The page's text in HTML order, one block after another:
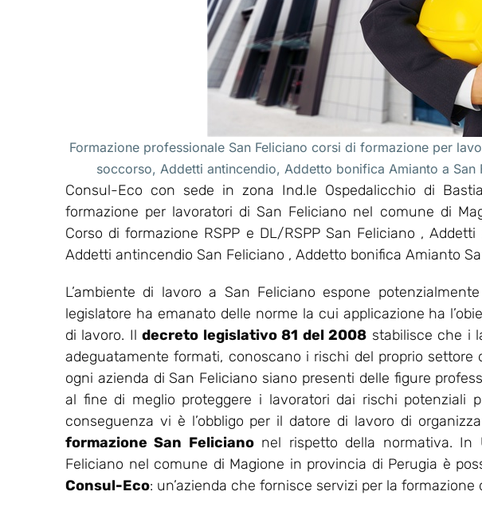
Formazione professionale San Feliciano corsi di formazione per
soccorso, Addetti antincendio, Addetto bonifica Amianto a San
Consul-Eco con sede in zona Ind.le Ospedalicchio di
formazione per lavoratori di San Feliciano nel comune di
Corso di formazione RSPP e DL/RSPP San Feliciano ,
Addetti antincendio San Feliciano , Addetto bonifica Amianto
L’ambiente di lavoro a San Feliciano espone
legislatore ha emanato delle norme la cui applicazione ha
di lavoro. Ildecreto legislativo 81 del 2008 stabilisce che i
adeguatamente formati, conoscano i rischi del proprio
ogni azienda di San Feliciano siano presenti delle figure
al fine di meglio proteggere i lavoratori dai rischi potenziali
conseguenza vi è l’obbligo per il datore di lavoro di
formazione San Felicianonel rispetto della normativa. In
Feliciano nel comune di Magione in provincia di Perugia è
Consul-Eco: un’azienda che fornisce servizi per la formazione